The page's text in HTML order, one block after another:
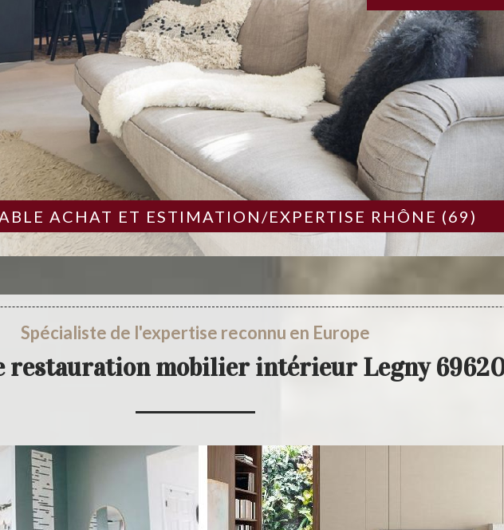
ACHAT ET ESTIMATION/EXPERTISE RHÔNE (69)
Spécialiste de l'expertise reconnu en Europe
restauration mobilier intérieur Legny